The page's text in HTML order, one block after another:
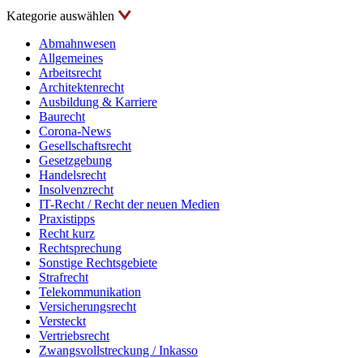
Kategorie auswählen
Abmahnwesen
Allgemeines
Arbeitsrecht
Architektenrecht
Ausbildung & Karriere
Baurecht
Corona-News
Gesellschaftsrecht
Gesetzgebung
Handelsrecht
Insolvenzrecht
IT-Recht / Recht der neuen Medien
Praxistipps
Recht kurz
Rechtsprechung
Sonstige Rechtsgebiete
Strafrecht
Telekommunikation
Versicherungsrecht
Versteckt
Vertriebsrecht
Zwangsvollstreckung / Inkasso